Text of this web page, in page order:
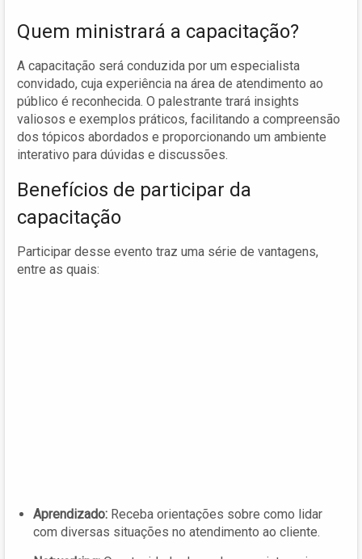
Quem ministrará a capacitação?
A capacitação será conduzida por um especialista
convidado, cuja experiência na área de atendimento ao
público é reconhecida. O palestrante trará insights
valiosos e exemplos práticos, facilitando a compreensão
dos tópicos abordados e proporcionando um ambiente
interativo para dúvidas e discussões.
Benefícios de participar da
capacitação
Participar desse evento traz uma série de vantagens,
entre as quais:
Aprendizado: Receba orientações sobre como lidar
com diversas situações no atendimento ao cliente.